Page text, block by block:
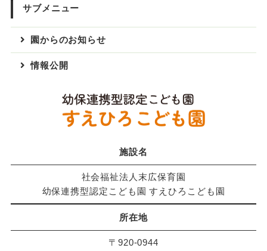
サブメニュー
園からのお知らせ
情報公開
施設名
社会福祉法人末広保育園
幼保連携型認定こども園 すえひろこども園
所在地
〒920-0944